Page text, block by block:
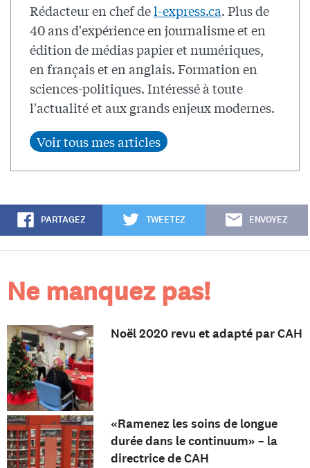
Rédacteur en chef del-express.ca. Plus de
40 ans d'expérience en journalisme et en
édition de médias papier et numériques,
en français et en anglais. Formation en
sciences-politiques. Intéressé à toute
l'actualité et aux grands enjeux modernes.
PARTAGEZ TWEETEZ ENVOYEZ
Ne manquez pas!
Noël 2020 revu et adapté par CAH
«Ramenez les soins de longue
durée dans le continuum» – la
directrice de CAH